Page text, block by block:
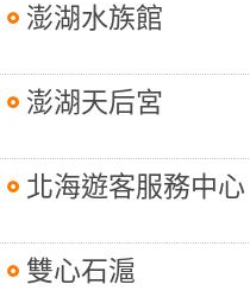
澎湖水族館
澎湖天后宮
北海遊客服務中心
雙心石滬